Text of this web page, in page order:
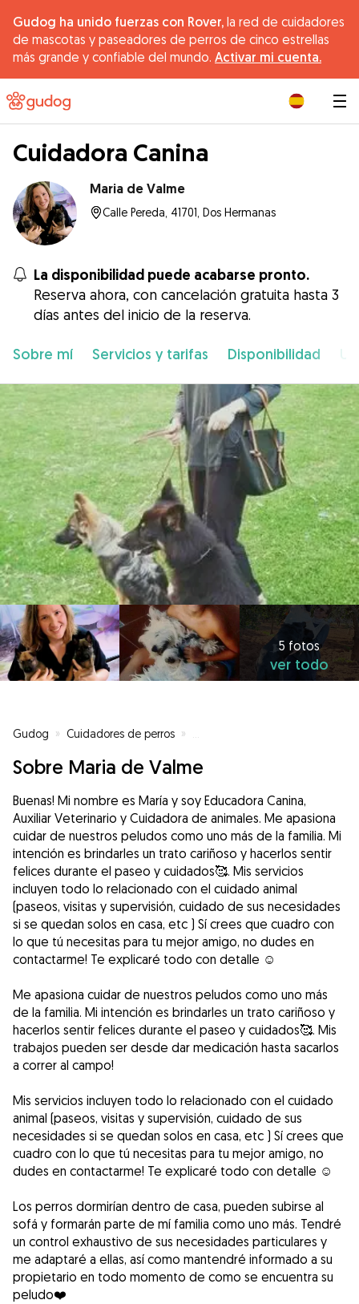
Gudog ha unido fuerzas con Rover, la red de cuidadores
de mascotas y paseadores de perros de cinco estrellas
más grande y confiable del mundo. Activar mi cuenta.
Cuidadora Canina
Maria de Valme
Calle Pereda, 41701, Dos Hermanas
La disponibilidad puede acabarse pronto.
Reserva ahora, con cancelación gratuita hasta 3
días antes del inicio de la reserva.
Sobre mí Servicios y tarifas Disponibilidad
5 fotos
ver todo
Gudog » Cuidadores de perros »
Sobre Maria de Valme
Buenas! Mi nombre es María y soy Educadora Canina,
Auxiliar Veterinario y Cuidadora de animales. Me apasiona
cuidar de nuestros peludos como uno más de la familia. Mi
intención es brindarles un trato cariñoso y hacerlos sentir
felices durante el paseo y cuidados🥰. Mis servicios
incluyen todo lo relacionado con el cuidado animal
(paseos, visitas y supervisión, cuidado de sus necesidades
si se quedan solos en casa, etc ) Sí crees que cuadro con
lo que tú necesitas para tu mejor amigo, no dudes en
contactarme! Te explicaré todo con detalle ☺️
Me apasiona cuidar de nuestros peludos como uno más
de la familia. Mi intención es brindarles un trato cariñoso y
hacerlos sentir felices durante el paseo y cuidados🥰. Mis
trabajos pueden ser desde dar medicación hasta sacarlos
a correr al campo!
Mis servicios incluyen todo lo relacionado con el cuidado
animal (paseos, visitas y supervisión, cuidado de sus
necesidades si se quedan solos en casa, etc ) Sí crees que
cuadro con lo que tú necesitas para tu mejor amigo, no
dudes en contactarme! Te explicaré todo con detalle ☺️
Los perros dormirían dentro de casa, pueden subirse al
sofá y formarán parte de mí familia como uno más. Tendré
un control exhaustivo de sus necesidades particulares y
me adaptaré a ellas, así como mantendré informado a su
propietario en todo momento de como se encuentra su
peludo❤️